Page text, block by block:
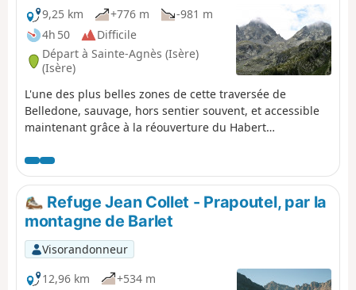
9,25 km
+776 m
-981 m
4h 50
Difficile
Départ à Sainte-Agnès (Isère)
(Isère)
L'une des plus belles zones de cette traversée de
Belledone, sauvage, hors sentier souvent, et accessible
maintenant grâce à la réouverture du Habert
massif, nature, mais très minéral.
Refuge Jean Collet - Prapoutel, par la
montagne de Barlet
Visorandonneur
12,96 km
+534 m